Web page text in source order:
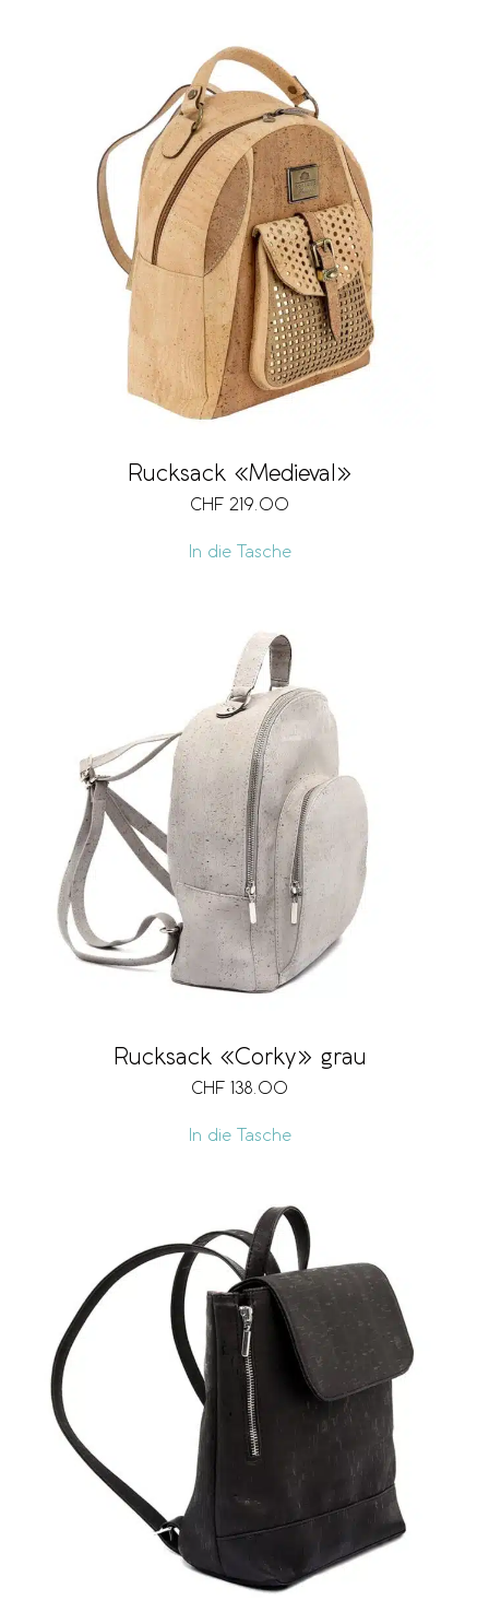
Rucksack «Medieval»
CHF 219.00
In die Tasche
Rucksack «Corky» grau
CHF 138.00
In die Tasche